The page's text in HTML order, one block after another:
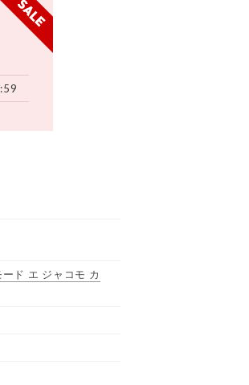
ード エ ジャコモ カ